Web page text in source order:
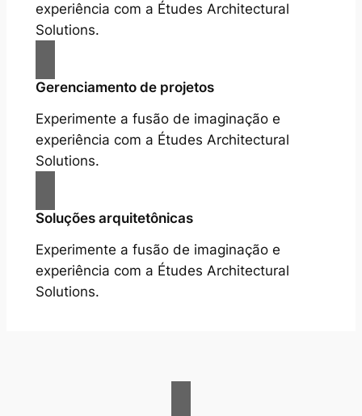
experiência com a Études Architectural
Solutions.
Gerenciamento de projetos
Experimente a fusão de imaginação e
experiência com a Études Architectural
Solutions.
Soluções arquitetônicas
Experimente a fusão de imaginação e
experiência com a Études Architectural
Solutions.